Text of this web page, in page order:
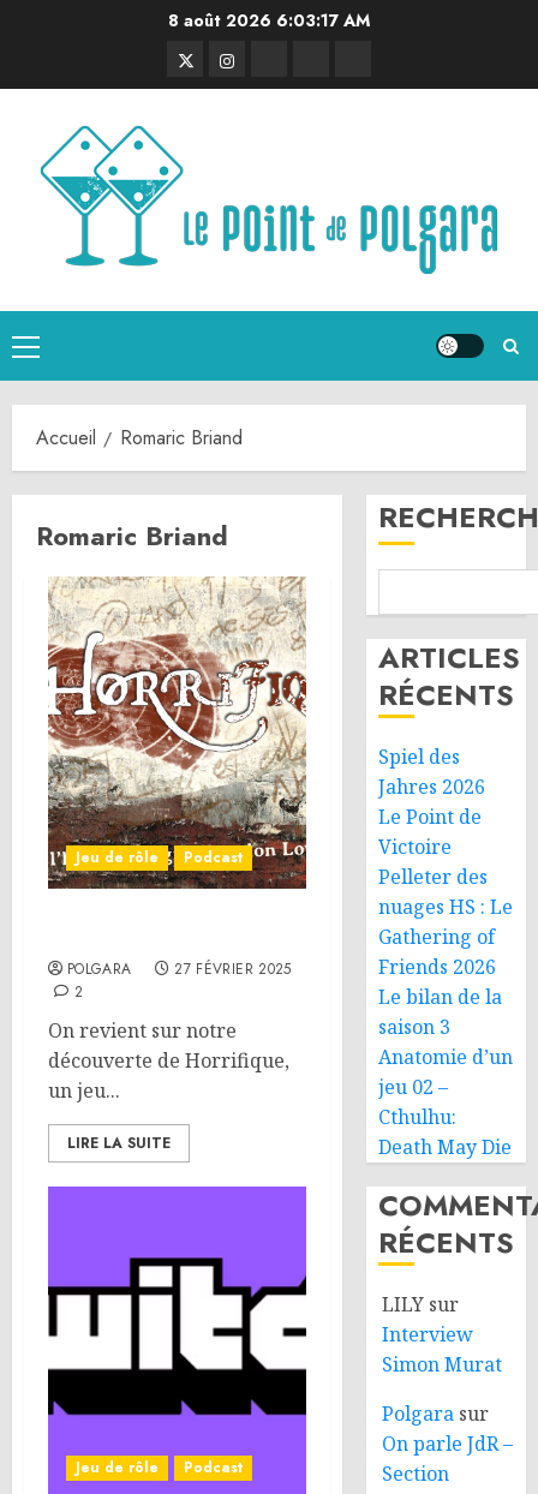
8 août 2026 6:03:18 AM
TwitterInstagram
Menu
principal
Accueil Romaric Briand
Romaric Briand
Jeu de rôle Podcast
POLGARA
27 FÉVRIER 2025
2
On revient sur notre
découverte de Horrifique,
un jeu...
LIRE LA SUITE
Jeu de rôle Podcast
ARTICLES
RÉCENTS
Spiel des
Jahres 2026
Le Point de
Victoire
Pelleter des
nuages HS : Le
Gathering of
Friends 2026
Le bilan de la
saison 3
Anatomie d’un
jeu 02 –
Cthulhu:
Death May Die
RÉCENTS
LILY sur
Interview
Simon Murat
Polgara sur
On parle JdR –
Section